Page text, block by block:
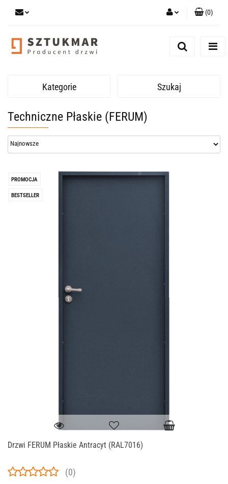
Zgody cookies
(0)
Kategorie Szukaj
Techniczne Płaskie (FERUM)
PROMOCJA
BESTSELLER
Drzwi FERUM Płaskie Antracyt (RAL7016)
(0)